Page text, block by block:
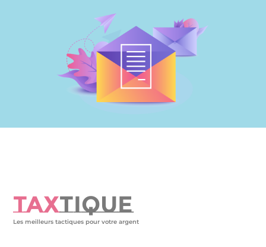
TAXTIQUE
Les meilleurs tactiques pour votre argent